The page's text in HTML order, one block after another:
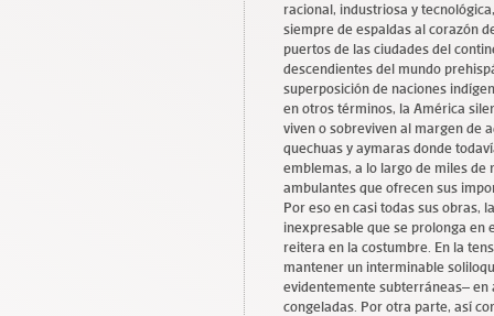
racional, industriosa y
siempre de espaldas al corazón
puertos de las ciudades del
descendientes del mundo
superposición de naciones
en otros términos, la América
viven o sobreviven al margen de
quechuas y aymaras donde
emblemas, a lo largo de miles de
ambulantes que ofrecen sus
Por eso en casi todas sus obras,
inexpresable que se prolonga en
reitera en la costumbre. En la
mantener un interminable
evidentemente subterráneas–
congeladas. Por otra parte, así